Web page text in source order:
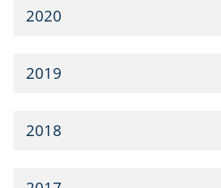
2020
2019
2018